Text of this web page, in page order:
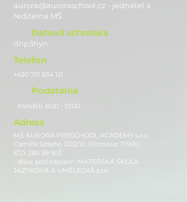
aurora@auroraschool.cz - jednatel a
ředitelna MŠ
Datová schránka
dnp3nyn
Telefon
+420 721 834 121
Podatelna
Pondělí, 8:00 - 10:00
Adresa
MŠ AURORA PRESCHOOL ACADEMY s.r.o.
Camilla Sitteho 1222/10, Olomouc 77900
IČO: 286 59 503
- dříve pod názvem: MATEŘSKÁ ŠKOLA
JAZYKOVÁ A UMĚLECKÁ s.r.o.